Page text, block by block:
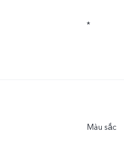
*
Màu sắc